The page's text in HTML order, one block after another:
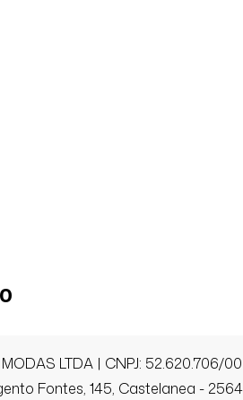
LTDA | CNPJ: 52.620.706/
Fontes, 145, Castelanea -